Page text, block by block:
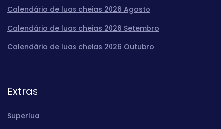
Calendário de luas cheias 2026 Agosto
Calendário de luas cheias 2026 Setembro
Calendário de luas cheias 2026 Outubro
Extras
Superlua